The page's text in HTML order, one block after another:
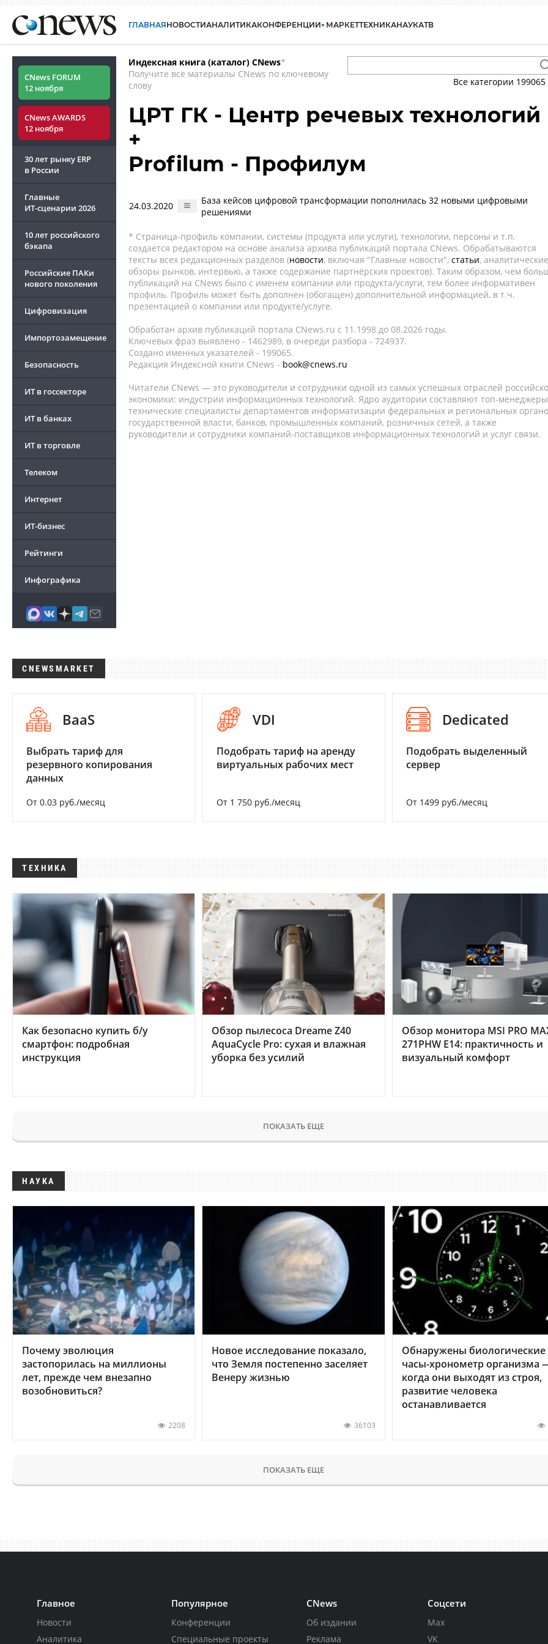
ГЛАВНАЯНОВОСТИАНАЛИТИКАКОНФЕРЕНЦИИ МАРКЕТТЕХНИКАНАУКАТВ
CNews FORUM
12 ноября
CNews AWARDS
12 ноября
30 лет рынку ERP
в России
Главные
ИТ-сценарии 2026
10 лет российского
бэкапа
Российские ПАКи
нового поколения
Цифровизация
Импортозамещение
Безопасность
ИТ в госсекторе
ИТ в банках
ИТ в торговле
Телеком
Интернет
ИТ-бизнес
Рейтинги
Инфографика
Индексная книга (каталог) CNews*
Получите все материалы CNews по ключевому
слову
Все категории 199065
ЦРТ ГК - Центр речевых технологий
+
Profilum - Профилум
24.03.2020
База кейсов цифровой трансформации пополнилась 32 новыми цифровыми
решениями
* Страница-профиль компании, системы (продукта или услуги), технологии, персоны и т.п.
создается редактором на основе анализа архива публикаций портала CNews. Обрабатываются
тексты всех редакционных разделов (новости, включая "Главные новости", статьи, аналитические
обзоры рынков, интервью, а также содержание партнёрских проектов). Таким образом, чем
публикаций на CNews было с именем компании или продукта/услуги, тем более информативен
профиль. Профиль может быть дополнен (обогащен) дополнительной информацией, в т.ч.
презентацией о компании или продукте/услуге.
Обработан архив публикаций портала CNews.ru c 11.1998 до 08.2026 годы.
Ключевых фраз выявлено - 1462989, в очереди разбора - 724937.
Создано именных указателей - 199065.
Редакция Индексной книги CNews - book@cnews.ru
Читатели CNews — это руководители и сотрудники одной из самых успешных отраслей
экономики: индустрии информационных технологий. Ядро аудитории составляют топ-
технические специалисты департаментов информатизации федеральных и региональных
государственной власти, банков, промышленных компаний, розничных сетей, а также
руководители и сотрудники компаний-поставщиков информационных технологий и услуг связи.
CNEWSMARKET
BaaS
Выбрать тариф для
резервного копирования
данных
От 0.03 руб./месяц
VDI
Подобрать тариф на аренду
виртуальных рабочих мест
От 1 750 руб./месяц
Dedicated
Подобрать выделенный
сервер
От 1499 руб./месяц
ТЕХНИКА
Как безопасно купить б/у
смартфон: подробная
инструкция
Обзор пылесоса Dreame Z40
AquaCycle Pro: сухая и влажная
уборка без усилий
Обзор монитора MSI PRO
271PHW E14: практичность и
визуальный комфорт
ПОКАЗАТЬ ЕЩЕ
НАУКА
Почему эволюция
застопорилась на миллионы
лет, прежде чем внезапно
возобновиться?
2208
Новое исследование показало,
что Земля постепенно заселяет
Венеру жизнью
36103
Обнаружены биологические
часы-хронометр организма
когда они выходят из строя,
развитие человека
останавливается
ПОКАЗАТЬ ЕЩЕ
Главное
Новости
Аналитика
Популярное
Конференции
Специальные проекты
CNews
Об издании
Реклама
Соцсети
Max
VK